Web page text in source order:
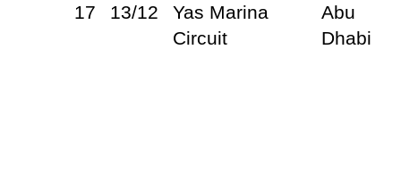
17 13/12
Yas Marina
Circuit
Abu
Dhabi